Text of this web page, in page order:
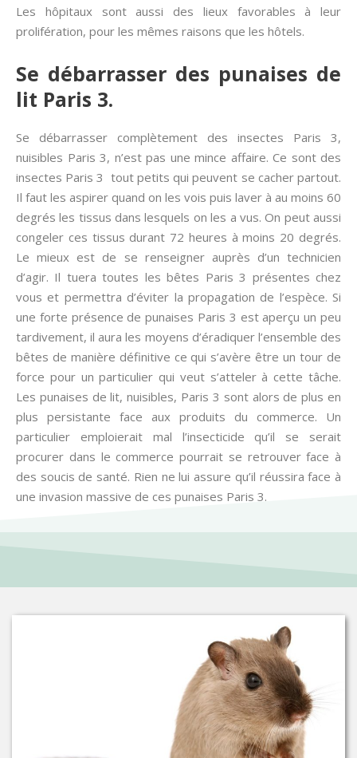
Les hôpitaux sont aussi des lieux favorables à leur
prolifération, pour les mêmes raisons que les hôtels.
Se débarrasser des punaises de
lit Paris 3.
Se débarrasser complètement des insectes Paris 3,
nuisibles Paris 3, n’est pas une mince affaire. Ce sont des
insectes Paris 3 tout petits qui peuvent se cacher partout.
Il faut les aspirer quand on les vois puis laver à au moins 60
degrés les tissus dans lesquels on les a vus. On peut aussi
congeler ces tissus durant 72 heures à moins 20 degrés.
Le mieux est de se renseigner auprès d’un technicien
d’agir. Il tuera toutes les bêtes Paris 3 présentes chez
vous et permettra d’éviter la propagation de l’espèce. Si
une forte présence de punaises Paris 3 est aperçu un peu
tardivement, il aura les moyens d’éradiquer l’ensemble des
bêtes de manière définitive ce qui s’avère être un tour de
force pour un particulier qui veut s’atteler à cette tâche.
Les punaises de lit, nuisibles, Paris 3 sont alors de plus en
plus persistante face aux produits du commerce. Un
particulier emploierait mal l’insecticide qu’il se serait
procurer dans le commerce pourrait se retrouver face à
des soucis de santé. Rien ne lui assure qu’il réussira face à
une invasion massive de ces punaises Paris 3.